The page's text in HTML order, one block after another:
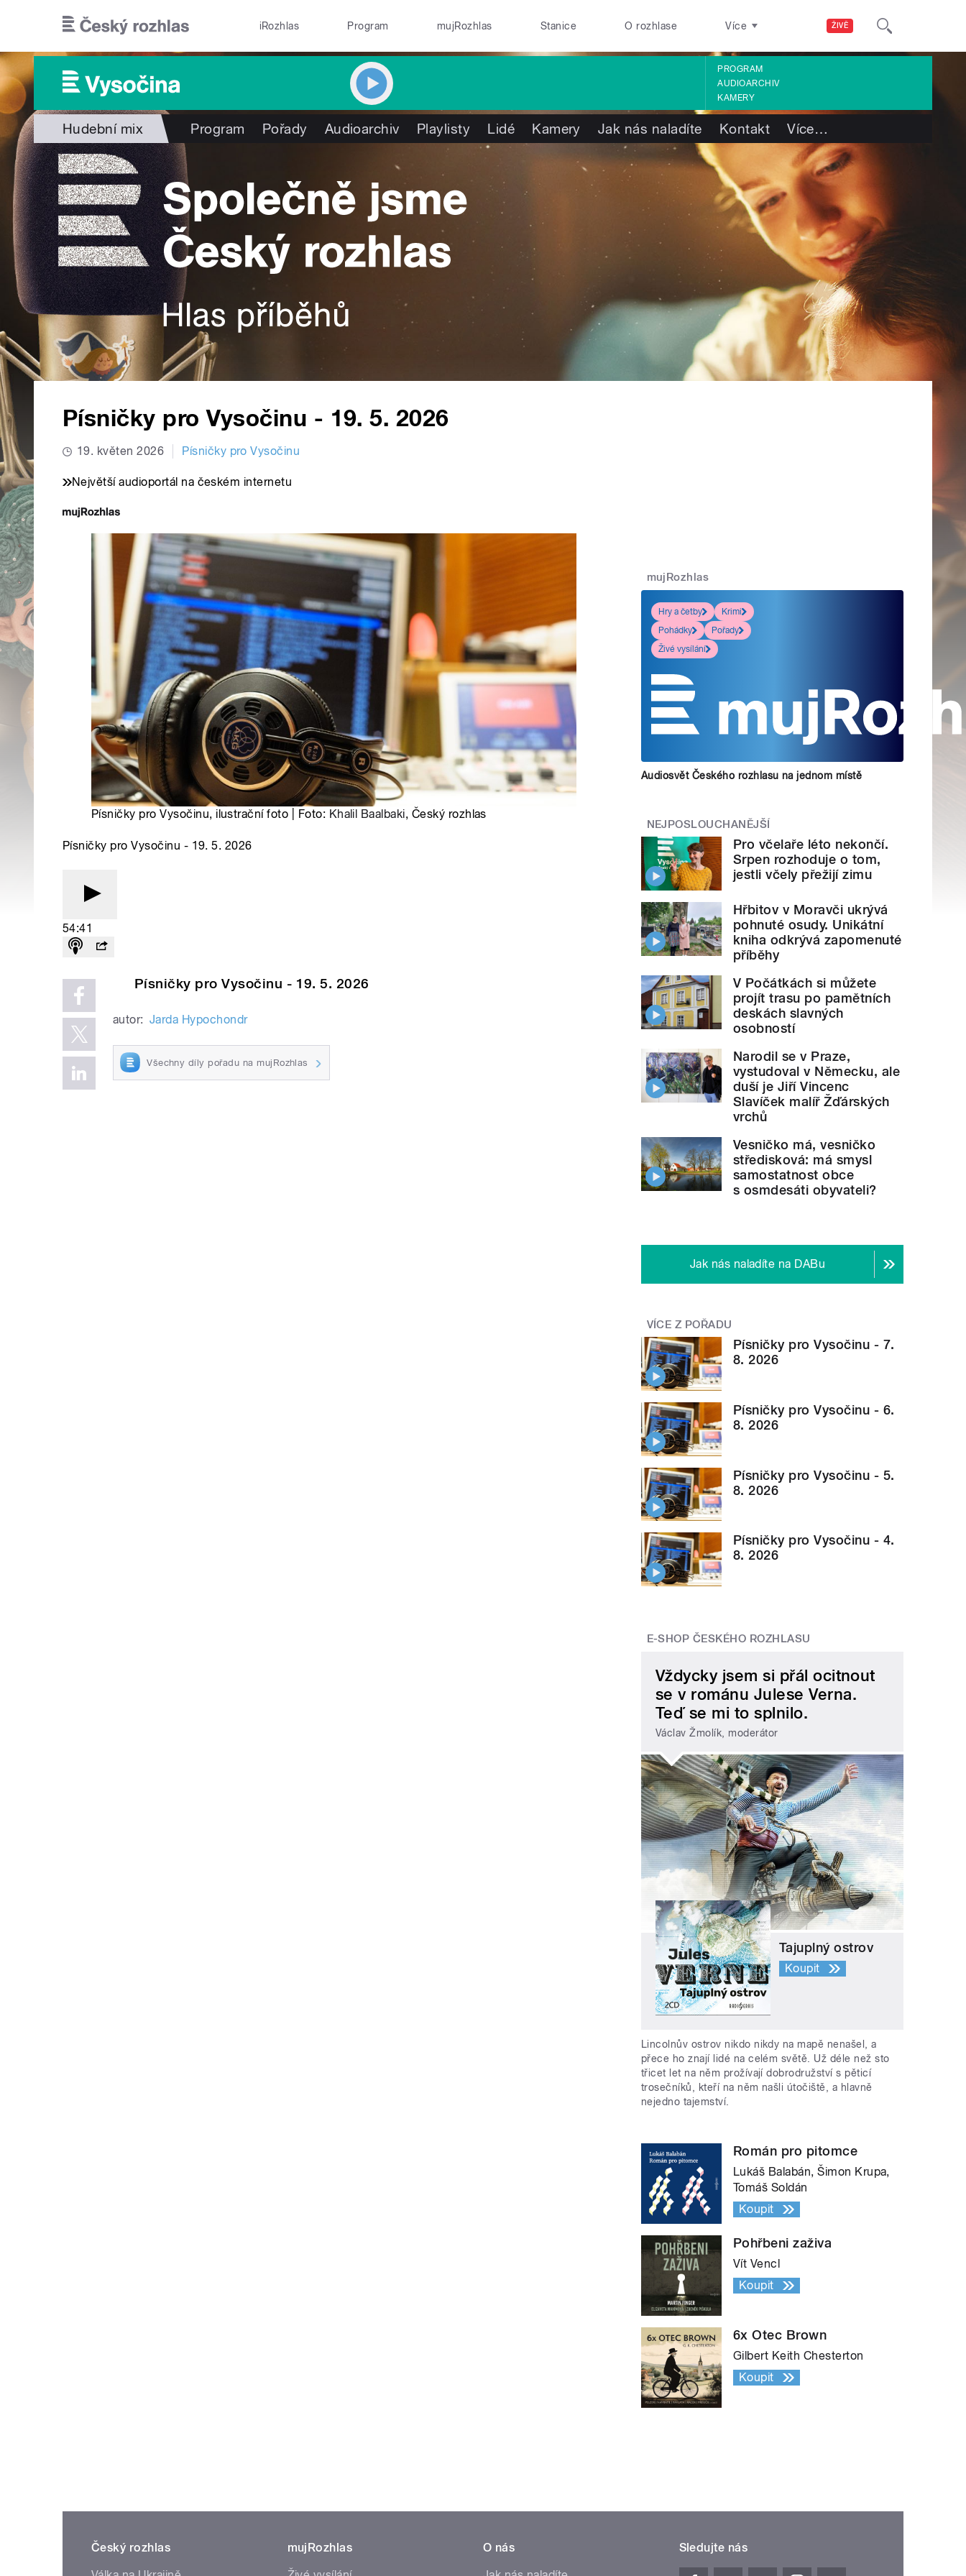
ŽIVĚ
iRozhlas Program mujRozhlas Stanice O rozhlase Více
PROGRAM
AUDIOARCHIV
KAMERY
Hudební mix Program Pořady Audioarchiv Playlisty Lidé Kamery Jak nás naladíte Kontakt Více…
Písničky pro Vysočinu - 19. 5. 2026
19. květen 2026 Písničky pro Vysočinu
Největší audioportál na českém internetu
Písničky pro Vysočinu, ilustrační foto | Foto: Khalil Baalbaki, Český rozhlas
Písničky pro Vysočinu - 19. 5. 2026
54:41
Písničky pro Vysočinu - 19. 5. 2026
autor: Jarda Hypochondr
Všechny díly pořadu na mujRozhlas
mujRozhlas
Hry a četby
Krimi
Pohádky
Pořady
Živé vysílání
Audiosvět Českého rozhlasu na jednom místě
NEJPOSLOUCHANĚJŠÍ
Pro včelaře léto nekončí.
Srpen rozhoduje o tom,
jestli včely přežijí zimu
Hřbitov v Moravči ukrývá
pohnuté osudy. Unikátní
kniha odkrývá zapomenuté
příběhy
V Počátkách si můžete
projít trasu po pamětních
deskách slavných
osobností
Narodil se v Praze,
vystudoval v Německu, ale
duší je Jiří Vincenc
Slavíček malíř Žďárských
vrchů
Vesničko má, vesničko
středisková: má smysl
samostatnost obce
s osmdesáti obyvateli?
Jak nás naladíte na DABu
VÍCE Z POŘADU
Písničky pro Vysočinu - 7.
8. 2026
Písničky pro Vysočinu - 6.
8. 2026
Písničky pro Vysočinu - 5.
8. 2026
Písničky pro Vysočinu - 4.
8. 2026
E-SHOP ČESKÉHO ROZHLASU
Vždycky jsem si přál ocitnout
se v románu Julese Verna.
Teď se mi to splnilo.
Václav Žmolík, moderátor
Tajuplný ostrov
Koupit
Lincolnův ostrov nikdo nikdy na mapě nenašel, a
přece ho znají lidé na celém světě. Už déle než sto
třicet let na něm prožívají dobrodružství s pěticí
trosečníků, kteří na něm našli útočiště, a hlavně
nejedno tajemství.
Román pro pitomce
Lukáš Balabán, Šimon Krupa,
Tomáš Soldán
Koupit
Pohřbeni zaživa
Vít Vencl
Koupit
6x Otec Brown
Gilbert Keith Chesterton
Koupit
Český rozhlas
mujRozhlas
O nás
Sledujte nás